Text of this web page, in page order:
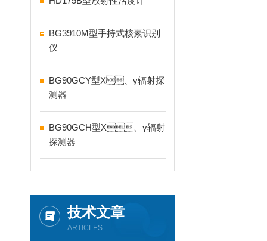
BG3910M型手持式核素识别
仪
BG90GCY型X、γ辐射探
测器
BG90GCH型X、γ辐射
探测器
技术文章
ARTICLES